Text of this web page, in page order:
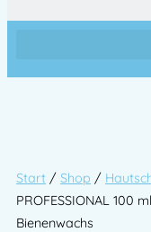
Start / Shop /
PROFESSIONAL 100
Bienenwachs